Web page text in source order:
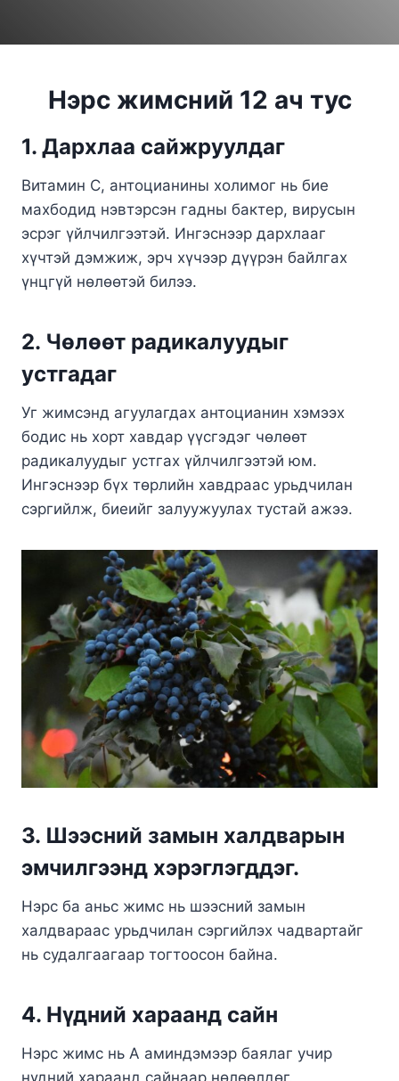
Нэрс жимсний 12 ач тус
1. Дархлаа сайжруулдаг
Витамин С, антоцианины холимог нь бие
махбодид нэвтэрсэн гадны бактер, вирусын
эсрэг үйлчилгээтэй. Ингэснээр дархлааг
хүчтэй дэмжиж, эрч хүчээр дүүрэн байлгах
үнцгүй нөлөөтэй билээ.
2. Чөлөөт радикалуудыг
устгадаг
Уг жимсэнд агуулагдах антоцианин хэмээх
бодис нь хорт хавдар үүсгэдэг чөлөөт
радикалуудыг устгах үйлчилгээтэй юм.
Ингэснээр бүх төрлийн хавдраас урьдчилан
сэргийлж, биеийг залуужуулах тустай ажээ.
3. Шээсний замын халдварын
эмчилгээнд хэрэглэгддэг.
Нэрс ба аньс жимс нь шээсний замын
халдвараас урьдчилан сэргийлэх чадвартайг
нь судалгаагаар тогтоосон байна.
4. Нүдний хараанд сайн
​Нэрс жимс нь А аминдэмээр баялаг учир